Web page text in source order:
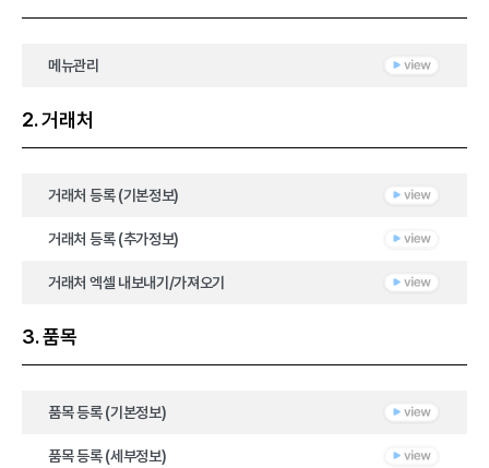
메뉴관리
2. 거래처
거래처 등록 (기본정보)
거래처 등록 (추가정보)
거래처 엑셀 내보내기/가져오기
3. 품목
품목 등록 (기본정보)
품목 등록 (세부정보)